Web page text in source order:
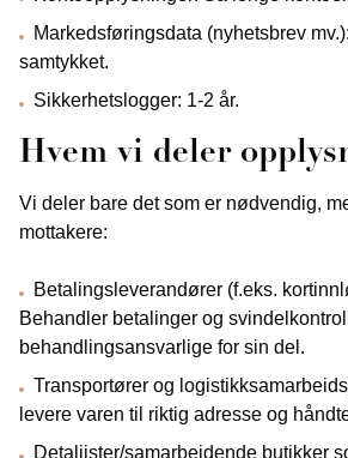
Markedsføringsdata (nyhetsbrev
samtykket.
Sikkerhetslogger: 1-2 år.
Hvem vi deler
Vi deler bare det som er nødvendig,
mottakere:
Betalingsleverandører (f.eks.
Behandler betalinger og
behandlingsansvarlige for sin del.
Transportører og
levere varen til riktig adresse og
Detaljister/samarbeidende butikker